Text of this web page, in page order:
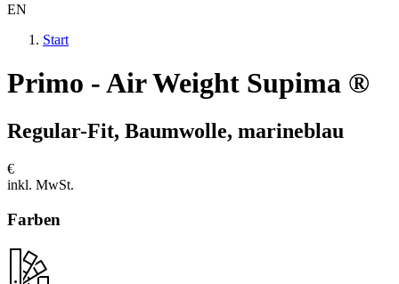
EN
Start
Primo - Air Weight Supima ®
Regular-Fit, Baumwolle, marineblau
€
inkl. MwSt.
Farben